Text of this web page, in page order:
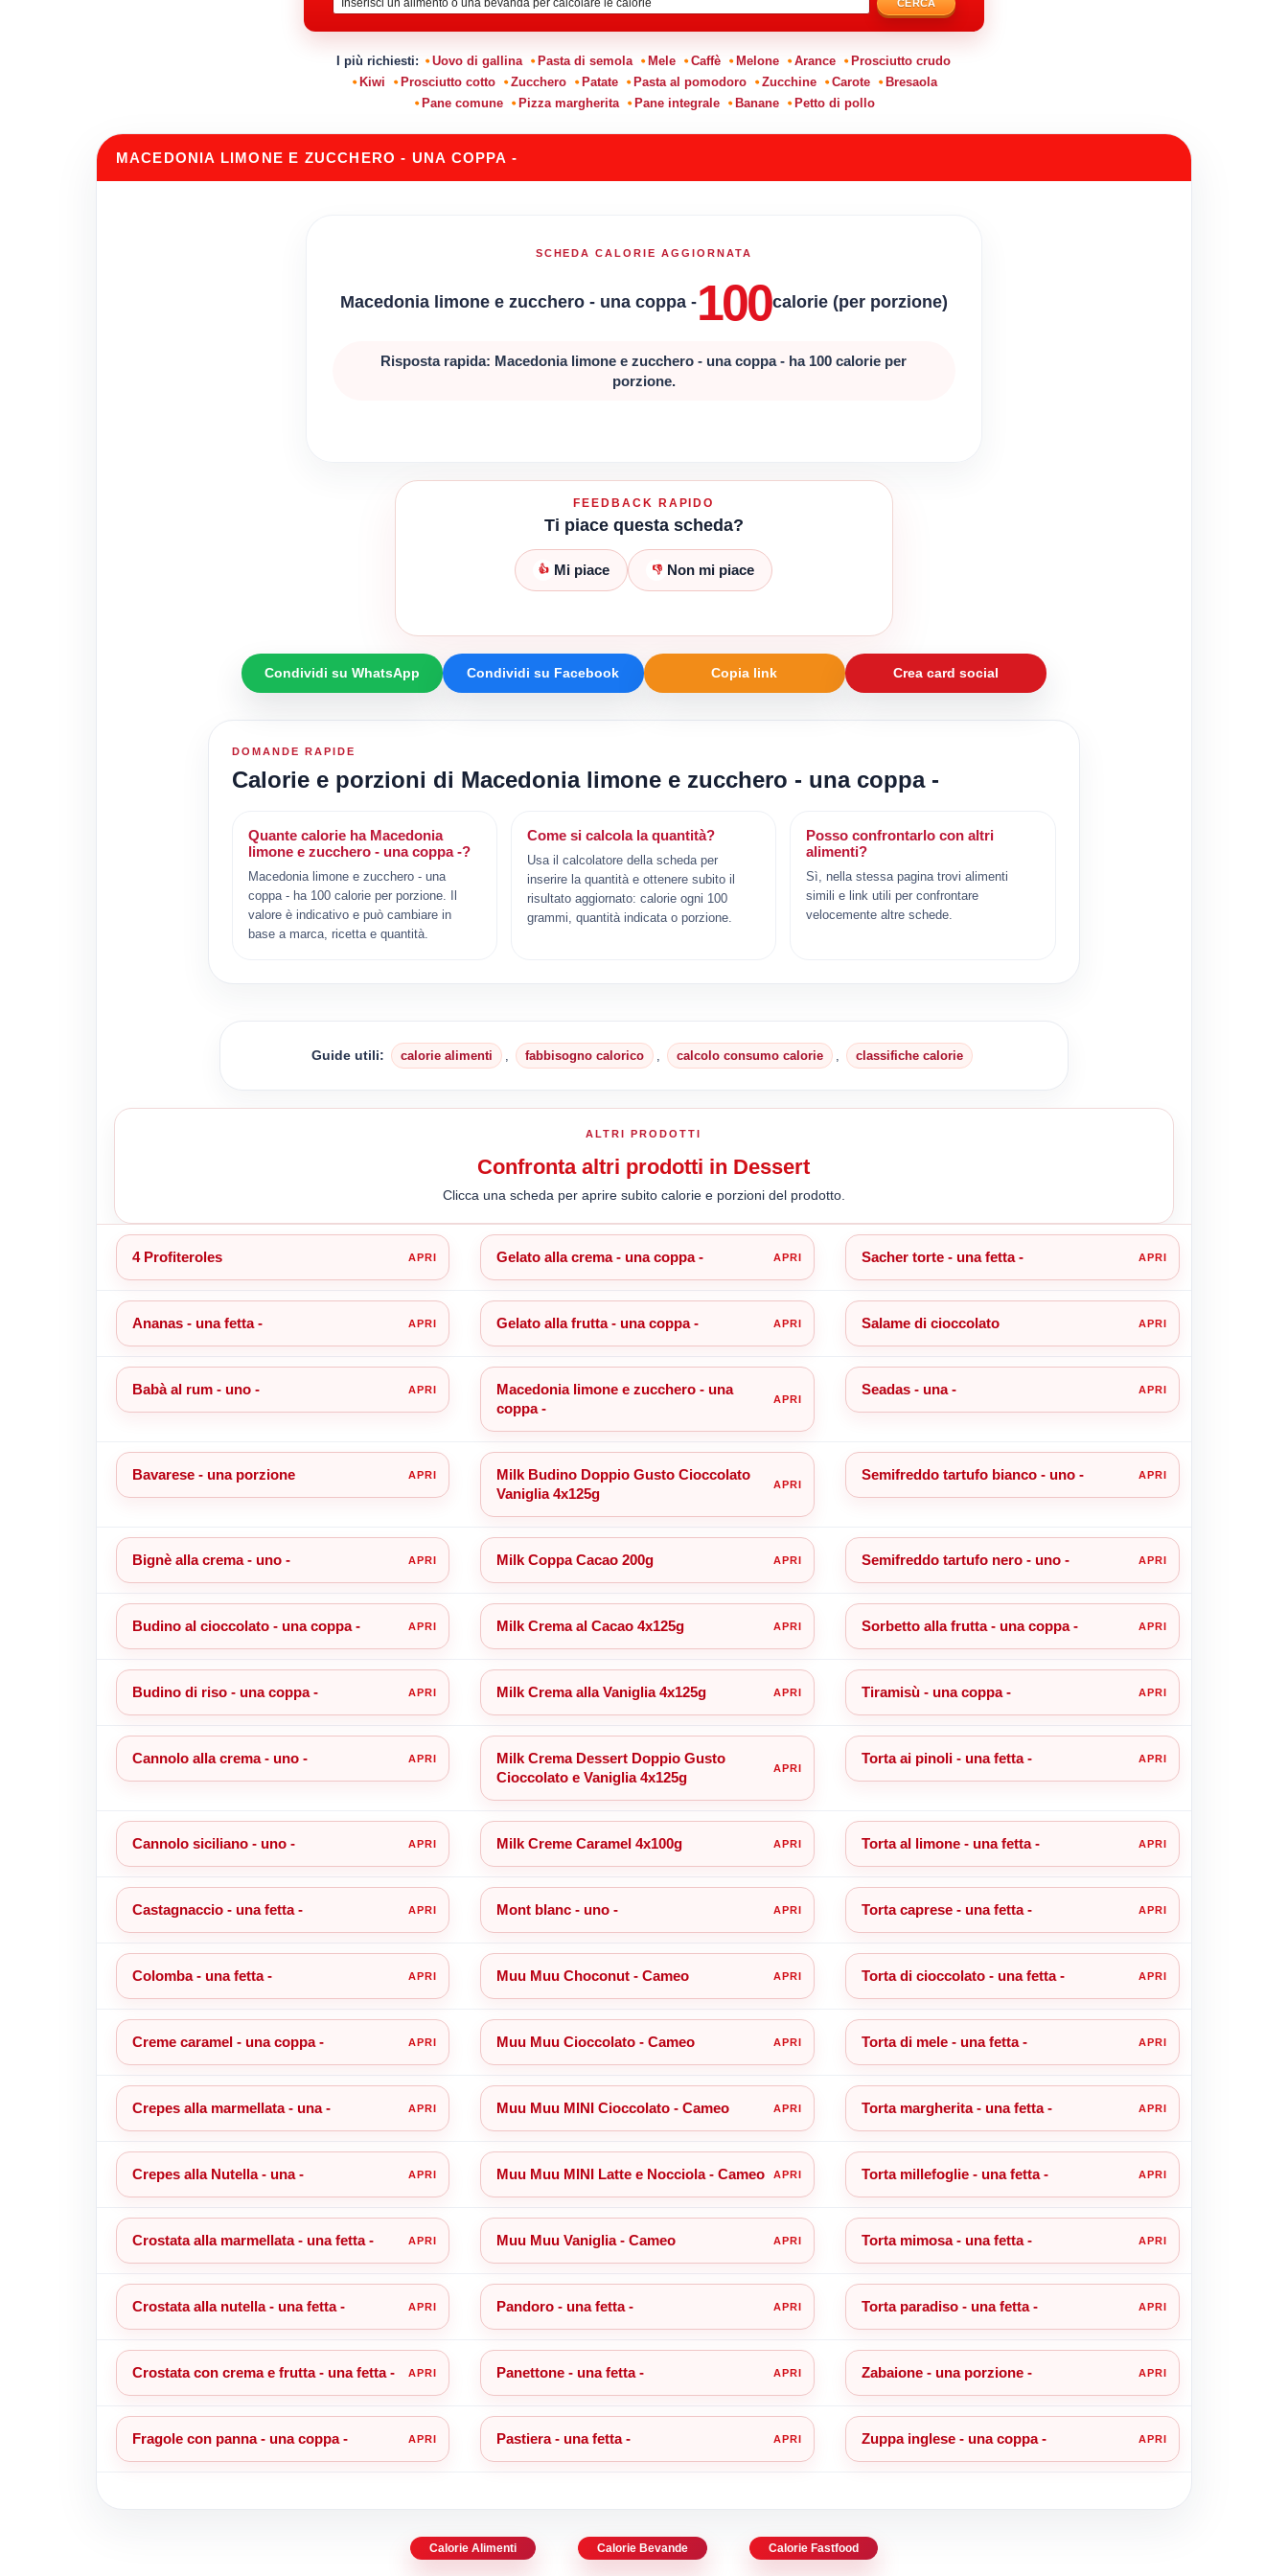
CERCA
I più richiesti: Uovo di gallina Pasta di semola Mele Caffè Melone Arance
Prosciutto crudo
Kiwi
Prosciutto cotto Zucchero Patate Pasta al pomodoro Zucchine Carote
Bresaola
Pane comune
Pizza margherita Pane integrale Banane Petto di pollo
MACEDONIA LIMONE E ZUCCHERO - UNA COPPA -
SCHEDA CALORIE AGGIORNATA
Macedonia limone e zucchero - una coppa -100calorie (per porzione)
Risposta rapida: Macedonia limone e zucchero - una coppa - ha 100 calorie per
porzione.
FEEDBACK RAPIDO
Ti piace questa scheda?
👍 Mi piace 👎 Non mi piace
Condividi su WhatsApp Condividi su Facebook Copia link Crea card social
DOMANDE RAPIDE
Calorie e porzioni di Macedonia limone e zucchero - una coppa -
Quante calorie ha Macedonia
limone e zucchero - una coppa -?
Macedonia limone e zucchero - una
coppa - ha 100 calorie per porzione. Il
valore è indicativo e può cambiare in
base a marca, ricetta e quantità.
Come si calcola la quantità?
Usa il calcolatore della scheda per
inserire la quantità e ottenere subito il
risultato aggiornato: calorie ogni 100
grammi, quantità indicata o porzione.
Posso confrontarlo con altri
alimenti?
Sì, nella stessa pagina trovi alimenti
simili e link utili per confrontare
velocemente altre schede.
Guide utili: calorie alimenti fabbisogno calorico calcolo consumo calorie classifiche calorie
ALTRI PRODOTTI
Confronta altri prodotti in Dessert
Clicca una scheda per aprire subito calorie e porzioni del prodotto.
4 Profiteroles Gelato alla crema - una coppa - Sacher torte - una fetta -
Ananas - una fetta - Gelato alla frutta - una coppa - Salame di cioccolato
Babà al rum - uno -
Macedonia limone e zucchero - una
coppa -
Seadas - una -
Bavarese - una porzione
Milk Budino Doppio Gusto Cioccolato
Vaniglia 4x125g
Semifreddo tartufo bianco - uno -
Bignè alla crema - uno - Milk Coppa Cacao 200g Semifreddo tartufo nero - uno -
Budino al cioccolato - una coppa - Milk Crema al Cacao 4x125g Sorbetto alla frutta - una coppa -
Budino di riso - una coppa - Milk Crema alla Vaniglia 4x125g Tiramisù - una coppa -
Cannolo alla crema - uno -
Milk Crema Dessert Doppio Gusto
Cioccolato e Vaniglia 4x125g
Torta ai pinoli - una fetta -
Cannolo siciliano - uno - Milk Creme Caramel 4x100g Torta al limone - una fetta -
Castagnaccio - una fetta - Mont blanc - uno - Torta caprese - una fetta -
Colomba - una fetta - Muu Muu Choconut - Cameo Torta di cioccolato - una fetta -
Creme caramel - una coppa - Muu Muu Cioccolato - Cameo Torta di mele - una fetta -
Crepes alla marmellata - una - Muu Muu MINI Cioccolato - Cameo Torta margherita - una fetta -
Crepes alla Nutella - una - Muu Muu MINI Latte e Nocciola - Cameo Torta millefoglie - una fetta -
Crostata alla marmellata - una fetta - Muu Muu Vaniglia - Cameo Torta mimosa - una fetta -
Crostata alla nutella - una fetta - Pandoro - una fetta - Torta paradiso - una fetta -
Crostata con crema e frutta - una fetta - Panettone - una fetta - Zabaione - una porzione -
Fragole con panna - una coppa - Pastiera - una fetta - Zuppa inglese - una coppa -
Calorie Alimenti Calorie Bevande Calorie Fastfood